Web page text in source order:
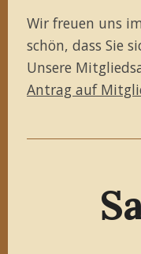
Wir freuen uns
schön, dass Sie
Unsere
Antrag auf